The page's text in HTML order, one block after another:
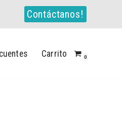
Contáctanos!
Carrito 0